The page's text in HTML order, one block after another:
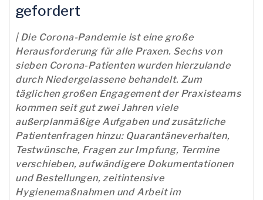
gefordert
| Die Corona-Pandemie ist eine große
Herausforderung für alle Praxen. Sechs von
sieben Corona-Patienten wurden hierzulande
durch Niedergelassene behandelt. Zum
täglichen großen Engagement der Praxisteams
kommen seit gut zwei Jahren viele
außerplanmäßige Aufgaben und zusätzliche
Patientenfragen hinzu: Quarantäneverhalten,
Testwünsche, Fragen zur Impfung, Termine
verschieben, aufwändigere Dokumentationen
und Bestellungen, zeitintensive
Hygienemaßnahmen und Arbeit im